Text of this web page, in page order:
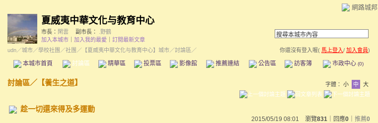
網路城邦
夏威夷中華文化与教育中心
市長： 閑雲 副市長：
.野鶴
加入本城市
加入我的最愛
訂閱最新文章
udn／城市／學校社團 ／社團 ／ 【夏威夷中華文化与教育中心】城市／討論區／ 你還沒有登入喔( 馬上登入/ 加入會員)
本城市首頁 討論區 精華區 投票區 影像館 推薦連結 公告區 訪客簿 市政中心 (0)
討論區／ 【養生之道】 字體： 小 中 大
趁一切還來得及多運動
2015/05/19 08:01 瀏覽831 ｜回應0 推薦0